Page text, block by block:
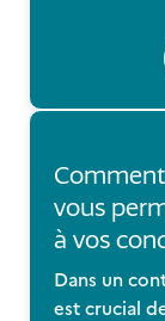
vous
à vos
Dans un
est crucial